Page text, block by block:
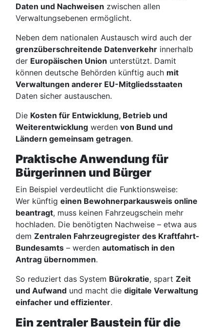
Daten und Nachweisen zwischen allen
Verwaltungsebenen ermöglicht.
Neben dem nationalen Austausch wird auch der
grenzüberschreitende Datenverkehr innerhalb
der Europäischen Union unterstützt. Damit
können deutsche Behörden künftig auch mit
Verwaltungen anderer EU-Mitgliedsstaaten
Daten sicher austauschen.
Die Kosten für Entwicklung, Betrieb und
Weiterentwicklung werden von Bund und
Ländern gemeinsam getragen.
Praktische Anwendung für
Bürgerinnen und Bürger
Ein Beispiel verdeutlicht die Funktionsweise:
Wer künftig einen Bewohnerparkausweis online
beantragt, muss keinen Fahrzeugschein mehr
hochladen. Die benötigten Nachweise – etwa aus
dem Zentralen Fahrzeugregister des Kraftfahrt-
Bundesamts – werden automatisch in den
Antrag übernommen.
So reduziert das System Bürokratie, spart Zeit
und Aufwand und macht die digitale Verwaltung
einfacher und effizienter.
Ein zentraler Baustein für die